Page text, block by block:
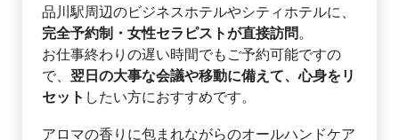
品川駅周辺のビジネスホテルやシティホテルに、
完全予約制・女性セラピストが直接訪問。
お仕事終わりの遅い時間でもご予約可能ですの
で、 翌日の大事な会議や移動に備えて、心身をリ
セット したい方におすすめです。
アロマの香りに包まれながらのオールハンドケア